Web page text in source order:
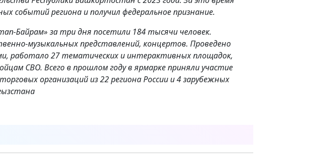
событий региона и получил федеральное признание.
Байрам» за три дня посетили 184 тысячи человек.
музыкальных представлений, концертов. Проведено
работало 27 тематических и интерактивных площадок,
СВО. Всего в прошлом году в ярмарке приняли участие
организаций из 22 региона России и 4 зарубежных